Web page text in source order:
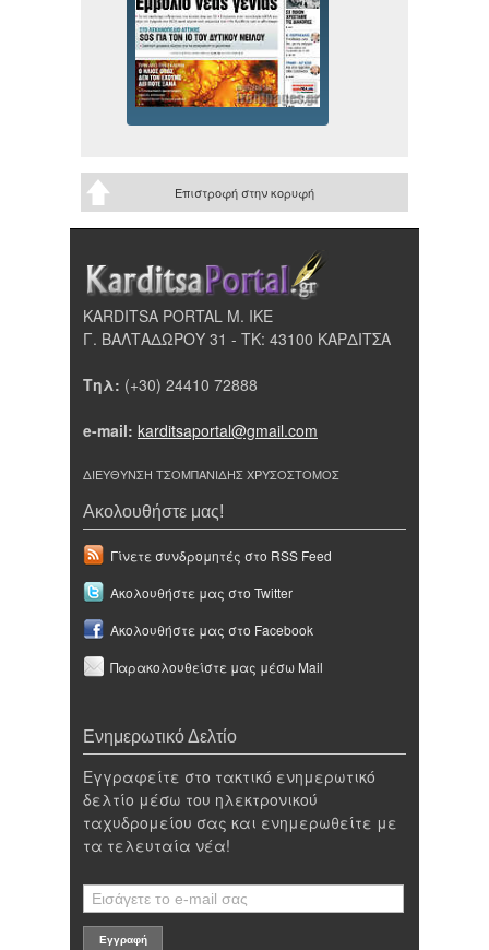
Επιστροφή στην κορυφή
KARDITSA PORTAL Μ. ΙΚΕ
Γ. ΒΑΛΤΑΔΩΡΟΥ 31 - ΤΚ: 43100 ΚΑΡΔΙΤΣΑ
Τηλ: (+30) 24410 72888
e-mail: karditsaportal@gmail.com
ΔΙΕΥΘΥΝΣΗ ΤΣΟΜΠΑΝΙΔΗΣ ΧΡΥΣΟΣΤΟΜΟΣ
Ακολουθήστε μας!
Γίνετε συνδρομητές στο RSS Feed
Ακολουθήστε μας στο Twitter
Ακολουθήστε μας στο Facebook
Παρακολουθείστε μας μέσω Mail
Ενημερωτικό Δελτίο
Εγγραφείτε στο τακτικό ενημερωτικό
δελτίο μέσω του ηλεκτρονικού
ταχυδρομείου σας και ενημερωθείτε με
τα τελευταία νέα!